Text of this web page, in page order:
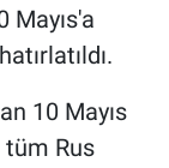
Mayıs'a
10 Mayıs
tüm Rus